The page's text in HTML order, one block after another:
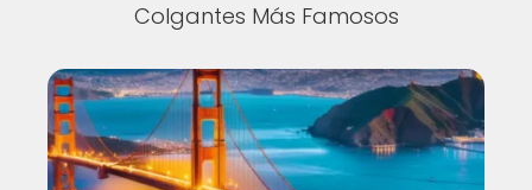
Colgantes Más Famosos